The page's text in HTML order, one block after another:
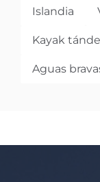
Islandia
Kayak
Aguas